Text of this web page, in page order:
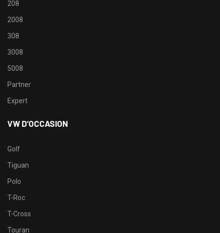
208
2008
308
3008
5008
Partner
Expert
VW D’OCCASION
Golf
Tiguan
Polo
T-Roc
T-Cross
Touran